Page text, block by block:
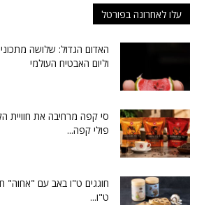
עלו לאחרונה בפורטל
האדום הגדול: שלושה
וליום האבטיח העולמי
סי קפה מרחיבה את
פולי קפה...
חוגגים ט"ו באב עם
ט"ו...